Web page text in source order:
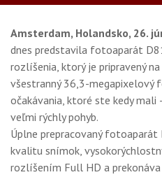
VŠETKY
ŠKOLA
Amsterdam, Holandsko, 26.
dnes predstavila fotoaparát
rozlíšenia, ktorý je pripravený
všestranný 36,3-megapixelový
očakávania, ktoré ste kedy
veľmi rýchly pohyb.
Úplne prepracovaný
kvalitu snímok,
rozlíšením Full HD a prekonáva